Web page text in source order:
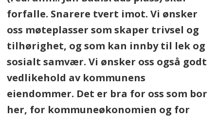
forfalle. Snarere tvert imot. Vi ønsker
oss møteplasser som skaper trivsel og
tilhørighet, og som kan innby til lek og
sosialt samvær. Vi ønsker oss også godt
vedlikehold av kommunens
eiendommer. Det er bra for oss som bor
her, for kommuneøkonomien og for